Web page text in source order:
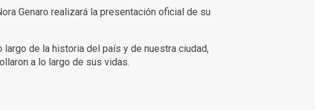
Genaro realizará la presentación oficial de su
de la historia del país y de nuestra ciudad,
a lo largo de sus vidas.